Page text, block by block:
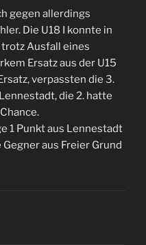
gegen allerdings
Die U18 I konnte in
Ausfall eines
Ersatz aus der U15
verpassten die 3.
die 2. hatte
1 Punkt aus Lennestadt
aus Freier Grund